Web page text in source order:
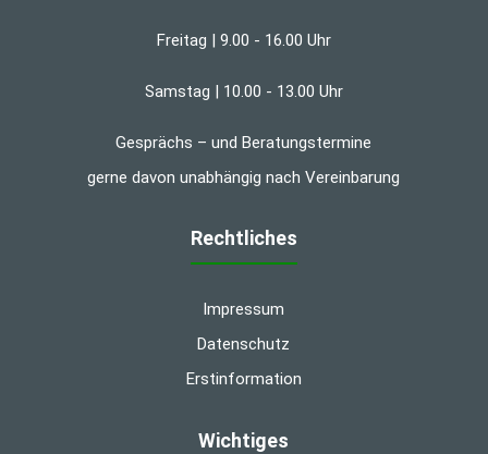
Freitag | 9.00 - 16.00 Uhr
Samstag | 10.00 - 13.00 Uhr
Gesprächs – und Beratungstermine
gerne davon unabhängig nach Vereinbarung
Rechtliches
Impressum
Datenschutz
Erstinformation
Wichtiges